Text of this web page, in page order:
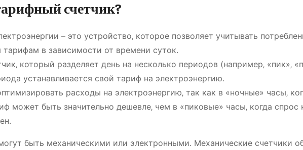
счетчик?
– это устройство‚ которое позволяет учитывать
в зависимости от времени суток.
который разделяет день на несколько периодов (например‚ «пик»‚
устанавливается свой тариф на электроэнергию.
расходы на электроэнергию‚ так как в «ночные» часы‚
может быть значительно дешевле‚ чем в «пиковые» часы‚ когда спрос
быть механическими или электронными. Механические счетчики